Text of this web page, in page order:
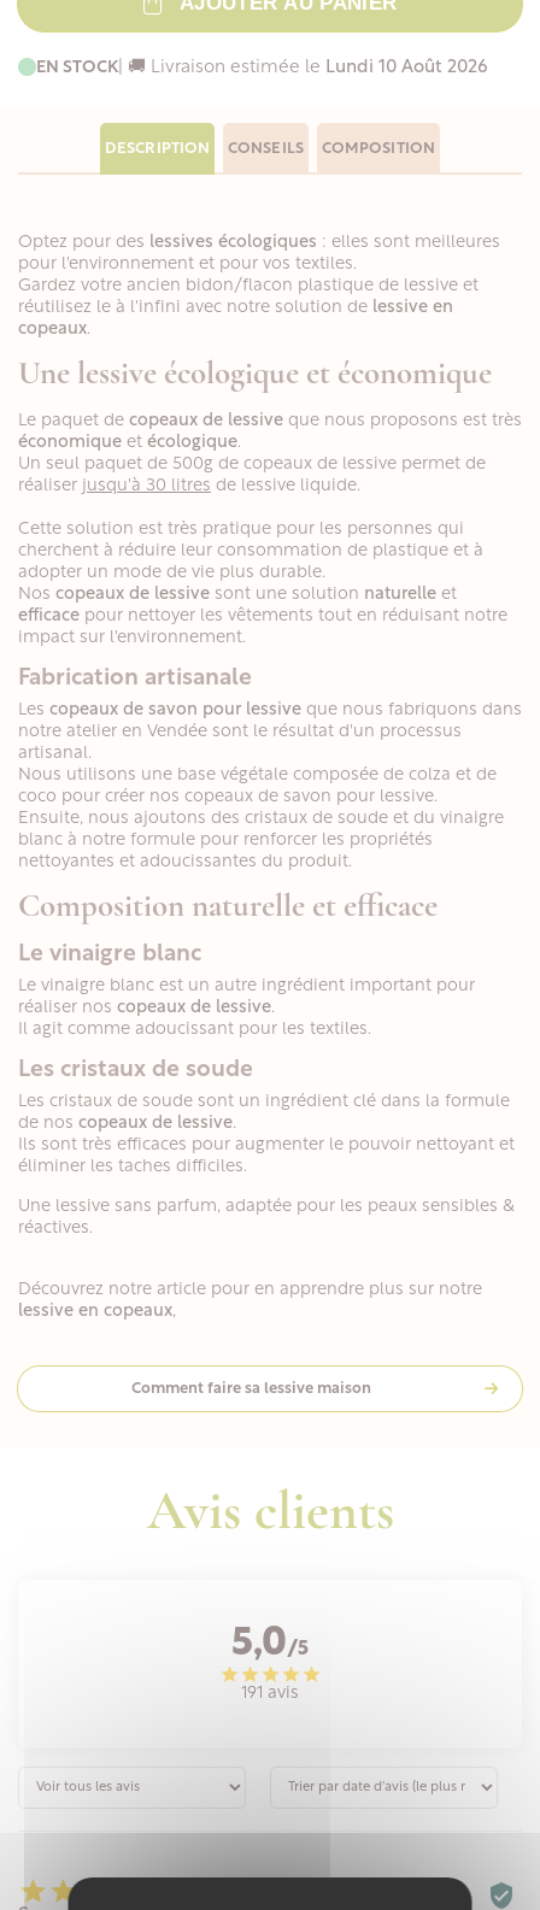
EN STOCK | 🚚 Livraison estimée le Lundi 10 Août 2026
DESCRIPTION CONSEILS COMPOSITION
Optez pour des lessives écologiques : elles sont meilleures
pour l'environnement et pour vos textiles.
Gardez votre ancien bidon/flacon plastique de lessive et
réutilisez le à l'infini avec notre solution de lessive en
copeaux.
Une lessive écologique et économique
Le paquet de copeaux de lessive que nous proposons est très
économique et écologique.
Un seul paquet de 500g de copeaux de lessive permet de
réaliser jusqu'à 30 litres de lessive liquide.
Cette solution est très pratique pour les personnes qui
cherchent à réduire leur consommation de plastique et à
adopter un mode de vie plus durable.
Nos copeaux de lessive sont une solution naturelle et
efficace pour nettoyer les vêtements tout en réduisant notre
impact sur l'environnement.
Fabrication artisanale
Les copeaux de savon pour lessive que nous fabriquons dans
notre atelier en Vendée sont le résultat d'un processus
artisanal.
Nous utilisons une base végétale composée de colza et de
coco pour créer nos copeaux de savon pour lessive.
Ensuite, nous ajoutons des cristaux de soude et du vinaigre
blanc à notre formule pour renforcer les propriétés
nettoyantes et adoucissantes du produit.
Composition naturelle et efficace
Le vinaigre blanc
Le vinaigre blanc est un autre ingrédient important pour
réaliser nos copeaux de lessive.
Il agit comme adoucissant pour les textiles.
Les cristaux de soude
Les cristaux de soude sont un ingrédient clé dans la formule
de nos copeaux de lessive.
Ils sont très efficaces pour augmenter le pouvoir nettoyant et
éliminer les taches difficiles.
Une lessive sans parfum, adaptée pour les peaux sensibles &
réactives.
Découvrez notre article pour en apprendre plus sur notre
lessive en copeaux,
Comment faire sa lessive maison
Avis clients
5,0/5
191 avis
 